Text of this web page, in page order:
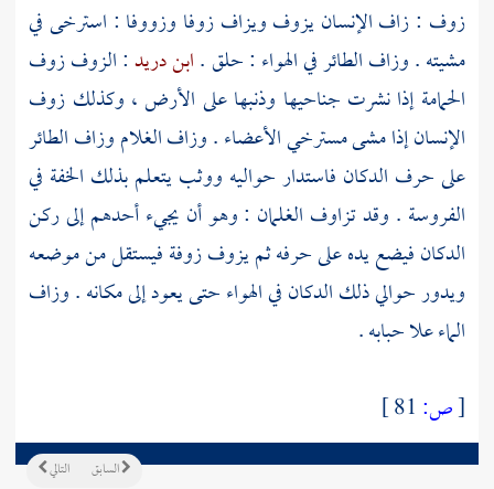
زوف : زاف الإنسان يزوف ويزاف زوفا وزووفا : استرخى في
مشيته . وزاف الطائر في الهواء : حلق .ابن دريد: الزوف زوف
الحمامة إذا نشرت جناحيها وذنبها على الأرض ، وكذلك زوف
الإنسان إذا مشى مسترخي الأعضاء . وزاف الغلام وزاف الطائر
على حرف الدكان فاستدار حواليه ووثب يتعلم بذلك الخفة في
الفروسة . وقد تزاوف الغلمان : وهو أن يجيء أحدهم إلى ركن
الدكان فيضع يده على حرفه ثم يزوف زوفة فيستقل من موضعه
ويدور حوالي ذلك الدكان في الهواء حتى يعود إلى مكانه . وزاف
الماء علا حبابه .
[ص:
التالي السابق